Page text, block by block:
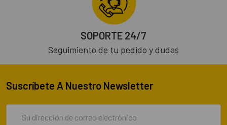
SOPORTE 24/7
Seguimiento de tu pedido y dudas
Suscríbete A Nuestro Newsletter